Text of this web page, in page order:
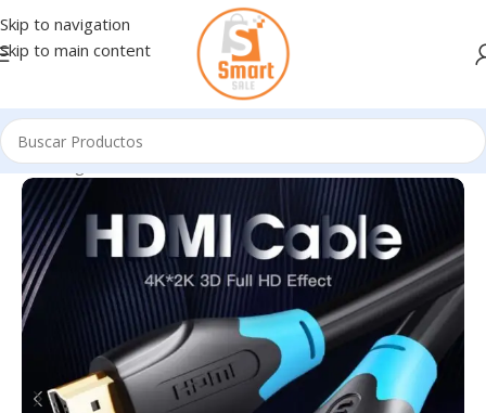
Skip to navigation
Skip to main content
Inicio/Ingresando